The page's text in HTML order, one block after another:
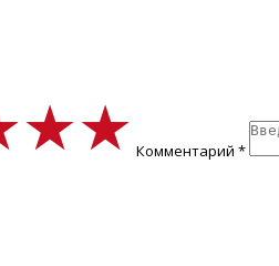
Комментарий *